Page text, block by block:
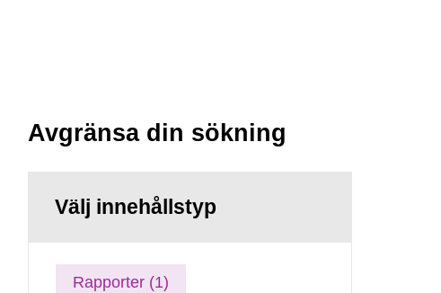
Avgränsa din sökning
Välj innehållstyp
Rapporter (1)